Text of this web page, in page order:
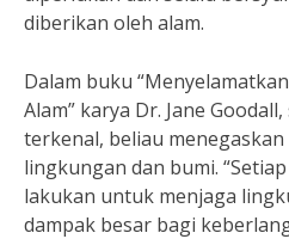
diberikan oleh alam.
Dalam buku
Alam” karya Dr. Jane
terkenal, beliau
lingkungan dan bumi.
lakukan untuk menjaga
dampak besar bagi